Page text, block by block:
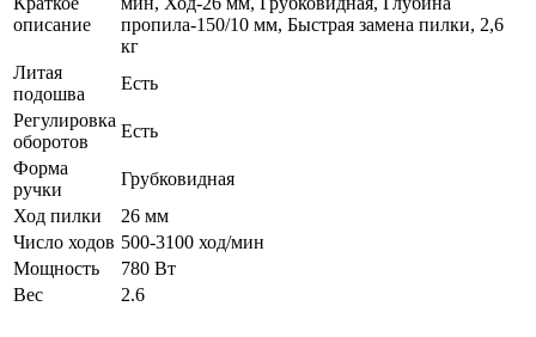
описание
пропила-150/10 мм, Быстрая замена пилки, 2,6
кг
Литая
подошва
Есть
Регулировка
оборотов
Есть
Форма
ручки
Грубковидная
Ход пилки
26 мм
Число ходов 500-3100 ход/мин
Мощность
780 Вт
Вес
2.6